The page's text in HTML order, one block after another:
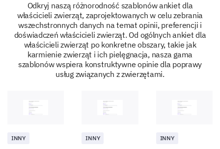
Odkryj naszą różnorodność szablonów ankiet dla
właścicieli zwierząt, zaprojektowanych w celu zebrania
wszechstronnych danych na temat opinii, preferencji i
doświadczeń właścicieli zwierząt. Od ogólnych ankiet dla
właścicieli zwierząt po konkretne obszary, takie jak
karmienie zwierząt i ich pielęgnacja, nasza gama
szablonów wspiera konstruktywne opinie dla poprawy
usług związanych z zwierzętami.
INNY INNY INNY